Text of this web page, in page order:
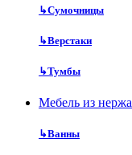
↳Сумочницы
↳Верстаки
↳Тумбы
Мебель из
↳Ванны